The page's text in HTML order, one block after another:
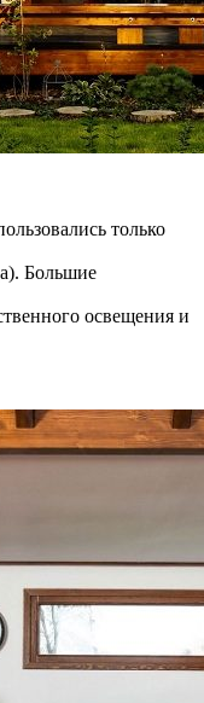
только
Большие
освещения и